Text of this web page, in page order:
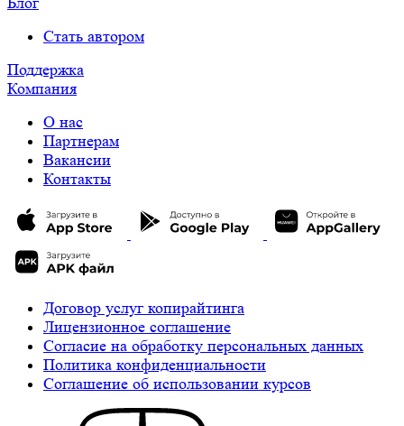
Стать автором
Поддержка
Компания
О нас
Партнерам
Вакансии
Контакты
Договор услуг копирайтинга
Лицензионное соглашение
Cогласие на обработку персональных данных
Политика конфиденциальности
Соглашение об использовании курсов